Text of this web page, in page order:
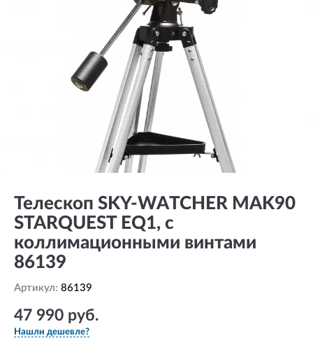
Телескоп SKY-WATCHER MAK90
STARQUEST EQ1, с
коллимационными винтами
86139
Артикул: 86139
47 990 руб.
Нашли дешевле?